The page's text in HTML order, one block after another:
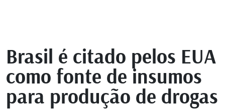
Brasil é citado pelos EUA
como fonte de insumos
para produção de drogas